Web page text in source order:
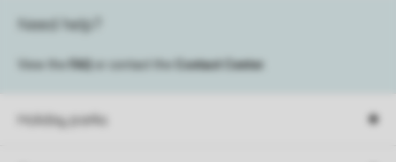
Holiday parks
Need help?
View the FAQ or contact the Contact Center